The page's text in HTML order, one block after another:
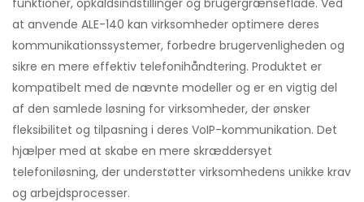
funktioner, opkaldsindstillinger og brugergrænseflade. Ved
at anvende ALE-140 kan virksomheder optimere deres
kommunikationssystemer, forbedre brugervenligheden og
sikre en mere effektiv telefonihåndtering. Produktet er
kompatibelt med de nævnte modeller og er en vigtig del
af den samlede løsning for virksomheder, der ønsker
fleksibilitet og tilpasning i deres VoIP-kommunikation. Det
hjælper med at skabe en mere skræddersyet
telefoniløsning, der understøtter virksomhedens unikke krav
og arbejdsprocesser.